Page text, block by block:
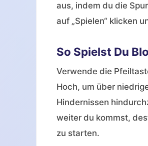
aus, indem du die
auf „Spielen“ klicken
So Spielst Du
Verwende die
Hoch, um über
Hindernissen
weiter du kommst,
zu starten.